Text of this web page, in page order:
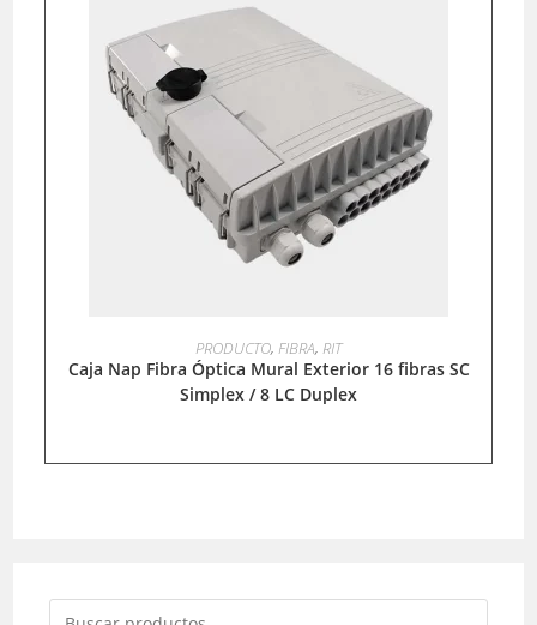
LEER MÁS
PRODUCTO, FIBRA, RIT
Caja Nap Fibra Óptica Mural Exterior 16 fibras SC
Simplex / 8 LC Duplex